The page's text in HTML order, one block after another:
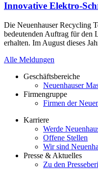
Innovative Elektro-
Die Neuenhauser Recycling
bedeutenden Auftrag für den
erhalten. Im August dieses
Alle Meldungen
Geschäftsbereiche
Neuenhauser
Firmengruppe
Firmen der
Karriere
Werde
Offene Stellen
Wir sind
Presse & Aktuelles
Zu den